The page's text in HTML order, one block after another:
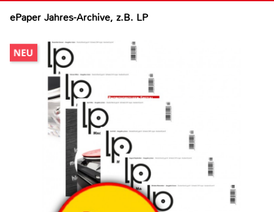
ePaper Jahres-Archive, z.B. LP